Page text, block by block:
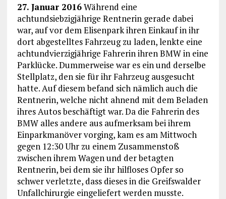
27. Januar 2016Während eine
achtundsiebzigjährige Rentnerin gerade dabei
war, auf vor dem Elisenpark ihren Einkauf in ihr
dort abgestelltes Fahrzeug zu laden, lenkte eine
achtundvierzigjährige Fahrerin ihren BMW in eine
Parklücke. Dummerweise war es ein und derselbe
Stellplatz, den sie für ihr Fahrzeug ausgesucht
hatte. Auf diesem befand sich nämlich auch die
Rentnerin, welche nicht ahnend mit dem Beladen
ihres Autos beschäftigt war. Da die Fahrerin des
BMW alles andere aus aufmerksam bei ihrem
Einparkmanöver vorging, kam es am Mittwoch
gegen 12:30 Uhr zu einem Zusammenstoß
zwischen ihrem Wagen und der betagten
Rentnerin, bei dem sie ihr hilfloses Opfer so
schwer verletzte, dass dieses in die Greifswalder
Unfallchirurgie eingeliefert werden musste.